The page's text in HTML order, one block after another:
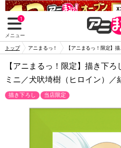
1
メニュー
トップ アニまるっ！ 【アニまるっ！限定】
【アニまるっ！限定】描き下
ミニ／犬吠埼樹（ヒロイン）／
描き下ろし 当店限定